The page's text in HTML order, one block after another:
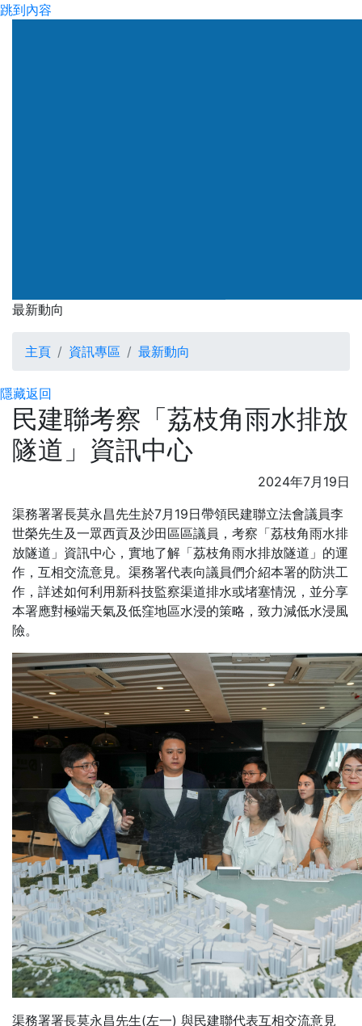
跳到內容
最新動向
最新動向
主頁 資訊專區 最新動向
隱藏返回
民建聯考察「荔枝角雨水排放
隧道」資訊中心
2024年7月19日
渠務署署長莫永昌先生於7月19日帶領民建聯立法會議員李
世榮先生及一眾西貢及沙田區區議員，考察「荔枝角雨水排
放隧道」資訊中心，實地了解「荔枝角雨水排放隧道」的運
作，互相交流意見。渠務署代表向議員們介紹本署的防洪工
作，詳述如何利用新科技監察渠道排水或堵塞情況，並分享
本署應對極端天氣及低窪地區水浸的策略，致力減低水浸風
險。
渠務署署長莫永昌先生(左一) 與民建聯代表互相交流意見